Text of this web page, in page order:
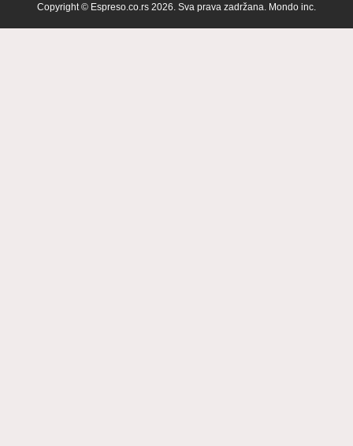
Copyright © Espreso.co.rs 2026. Sva prava zadržana. Mondo inc.